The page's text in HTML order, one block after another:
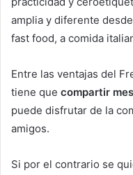
amplia y diferente
fast food, a comida
Entre las ventajas del
tiene que compartir
puede disfrutar de la
amigos.
Si por el contrario se